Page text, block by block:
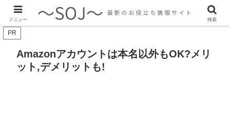
最新のトレンド情報、生活に役立つ情報をご紹介します
PR
Amazonアカウントは本名以外もOK?メリ
ット,デメリットも!
メニュー 検索